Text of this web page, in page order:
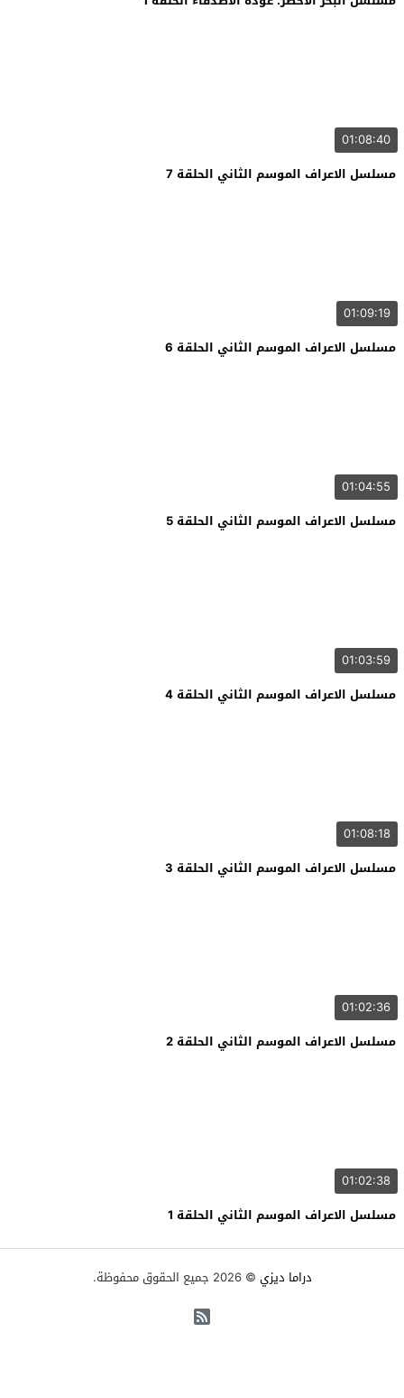
01:08:40
مسلسل الاعراف الموسم الثاني الحلقة 7
01:09:19
مسلسل الاعراف الموسم الثاني الحلقة 6
01:04:55
مسلسل الاعراف الموسم الثاني الحلقة 5
01:03:59
مسلسل الاعراف الموسم الثاني الحلقة 4
01:08:18
مسلسل الاعراف الموسم الثاني الحلقة 3
01:02:36
مسلسل الاعراف الموسم الثاني الحلقة 2
01:02:38
مسلسل الاعراف الموسم الثاني الحلقة 1
دراما ديزي © 2026 جميع الحقوق محفوظة.